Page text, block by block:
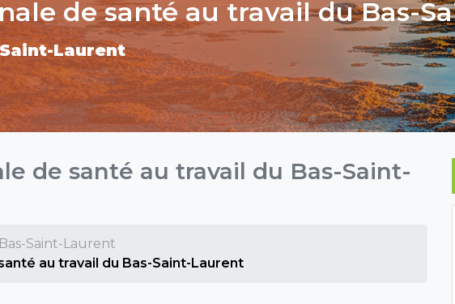
de santé au travail du Bas-
Laurent
de santé au travail du Bas-Saint-
Saint-Laurent
au travail du Bas-Saint-Laurent